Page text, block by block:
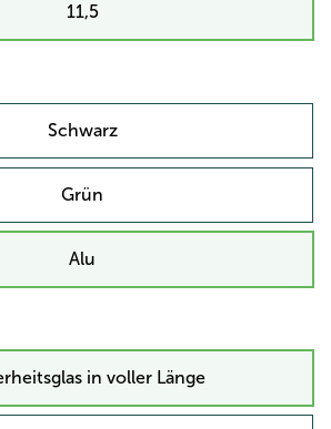
11,5
Schwarz
Grün
Alu
in voller Länge